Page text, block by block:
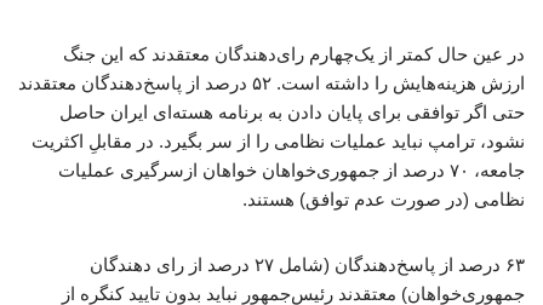
در عین حال کمتر از یک‌چهارم رای‌دهندگان معتقدند که این جنگ
ارزش هزینه‌هایش را داشته است. ۵۲ درصد از پاسخ‌دهندگان معتقدند
حتی اگر توافقی برای پایان دادن به برنامه هسته‌ای ایران حاصل
نشود، ترامپ نباید عملیات نظامی را از سر بگیرد. در مقابلِ اکثریت
جامعه، ۷۰ درصد از جمهوری‌خواهان خواهان ازسرگیری عملیات
نظامی (در صورت عدم توافق) هستند.
۶۳ درصد از پاسخ‌دهندگان (شامل ۲۷ درصد از رای دهندگان
جمهوری‌خواهان) معتقدند رئیس‌جمهور نباید بدون تایید کنگره از